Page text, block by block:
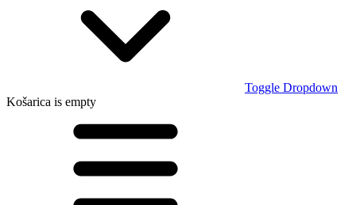
Toggle Dropdown
Košarica is empty